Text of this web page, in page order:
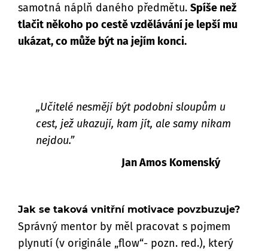
samotná náplň daného předmětu. Spíše než
tlačit někoho po cestě vzdělávání je lepší mu
ukázat, co může být na jejím konci.
„Učitelé nesmějí být podobni sloupům u
cest, jež ukazují, kam jít, ale samy nikam
nejdou.”
Jan Amos Komenský
Jak se taková vnitřní motivace povzbuzuje?
Správný mentor by měl pracovat s pojmem
plynutí (v originále „flow“- pozn. red.), který